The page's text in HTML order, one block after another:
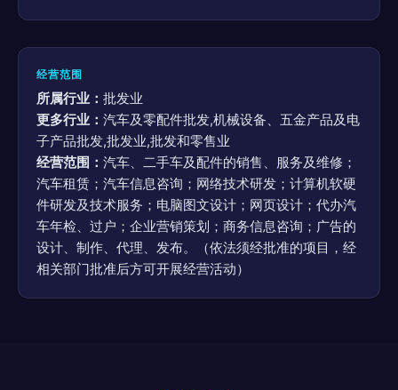
经营范围
所属行业： 批发业
更多行业： 汽车及零配件批发,机械设备、五金产品及电
子产品批发,批发业,批发和零售业
经营范围： 汽车、二手车及配件的销售、服务及维修；
汽车租赁；汽车信息咨询；网络技术研发；计算机软硬
件研发及技术服务；电脑图文设计；网页设计；代办汽
车年检、过户；企业营销策划；商务信息咨询；广告的
设计、制作、代理、发布。（依法须经批准的项目，经
相关部门批准后方可开展经营活动）